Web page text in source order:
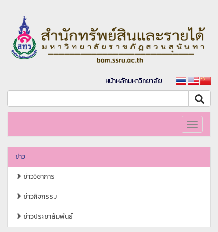
หน้าหลักมหาวิทยาลัย
Toggle
ข่าว
ข่าววิชาการ
ข่าวกิจกรรม
ข่าวประชาสัมพันธ์